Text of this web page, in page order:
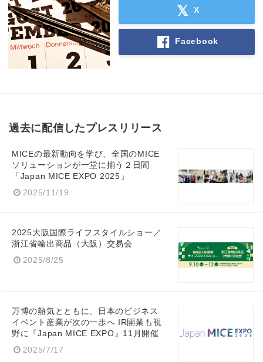
X
Facebook
過去に配信したプレスリリース
MICEの最新動向を学び、全国のMICE
ソリューションが一堂に揃う２日間
「Japan MICE EXPO 2025」
2025/11/19
2025大阪国際ライフスタイルショー／
浙江省輸出商品（大阪）交易会
2025/8/25
万博の熱気とともに、日本のビジネス
イベント産業が次の一歩へ IR開業も視
野に『Japan MICE EXPO』11月開催
2025/7/17